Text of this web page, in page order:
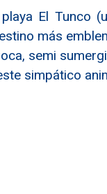
El Tunco
más
semi
simpático